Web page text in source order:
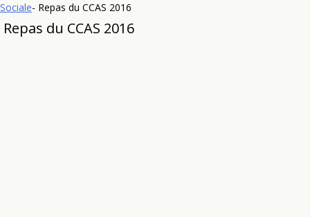
Sociale- Repas du CCAS 2016
Repas du CCAS 2016